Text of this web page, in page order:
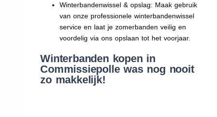
Winterbandenwissel & opslag: Maak gebruik
van onze professionele winterbandenwissel
service en laat je zomerbanden veilig en
voordelig via ons opslaan tot het voorjaar.
Winterbanden kopen in
Commissiepolle was nog nooit
zo makkelijk!